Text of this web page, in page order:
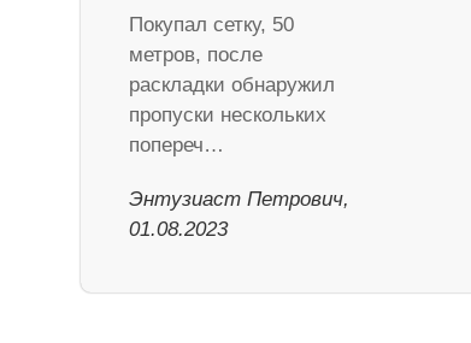
Покупал сетку, 50
метров, после
раскладки обнаружил
пропуски нескольких
попереч…
Энтузиаст Петрович,
01.08.2023